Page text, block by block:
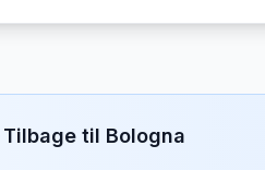
Tilbage til Bologna